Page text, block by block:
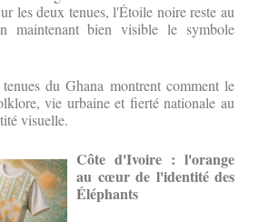
les deux tenues, l'Étoile noire reste au
maintenant bien visible le symbole
tenues du Ghana montrent comment le
vie urbaine et fierté nationale au
visuelle.
Côte d'Ivoire : l'orange
au cœur de l'identité des
Éléphants